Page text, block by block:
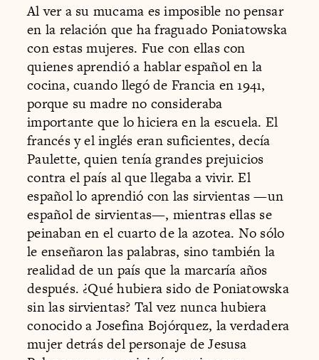
Al ver a su mucama es imposible no pensar
en la relación que ha fraguado Poniatowska
con estas mujeres. Fue con ellas con
quienes aprendió a hablar español en la
cocina, cuando llegó de Francia en 1941,
porque su madre no consideraba
importante que lo hiciera en la escuela. El
francés y el inglés eran suficientes, decía
Paulette, quien tenía grandes prejuicios
contra el país al que llegaba a vivir. El
español lo aprendió con las sirvientas —un
español de sirvientas—, mientras ellas se
peinaban en el cuarto de la azotea. No sólo
le enseñaron las palabras, sino también la
realidad de un país que la marcaría años
después. ¿Qué hubiera sido de Poniatowska
sin las sirvientas? Tal vez nunca hubiera
conocido a Josefina Bojórquez, la verdadera
mujer detrás del personaje de Jesusa